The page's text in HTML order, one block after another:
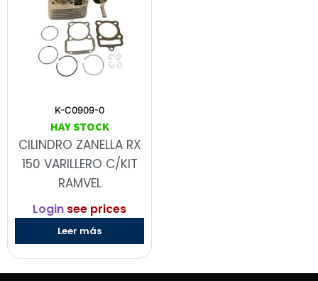
K-C0909-0
HAY STOCK
CILINDRO ZANELLA RX
150 VARILLERO C/KIT
RAMVEL
Login see prices
Leer más